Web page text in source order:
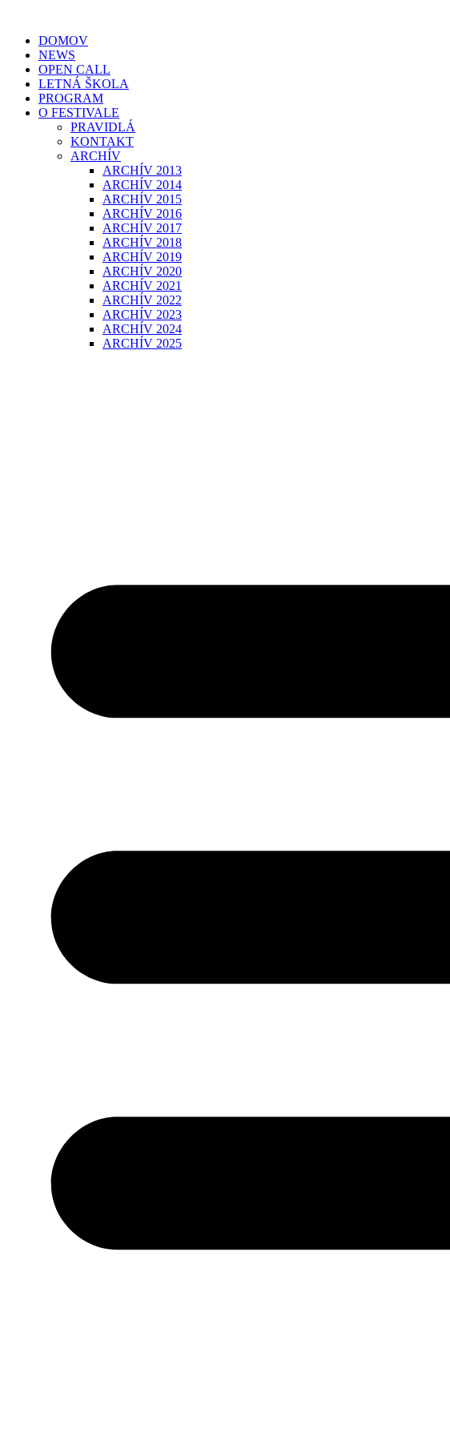
obsah
DOMOV
NEWS
OPEN CALL
LETNÁ ŠKOLA
PROGRAM
O FESTIVALE
PRAVIDLÁ
KONTAKT
ARCHÍV
ARCHÍV 2013
ARCHÍV 2014
ARCHÍV 2015
ARCHÍV 2016
ARCHÍV 2017
ARCHÍV 2018
ARCHÍV 2019
ARCHÍV 2020
ARCHÍV 2021
ARCHÍV 2022
ARCHÍV 2023
ARCHÍV 2024
ARCHÍV 2025